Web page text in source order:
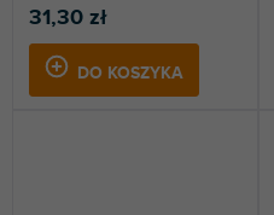
31,30 zł
DO KOSZYKA